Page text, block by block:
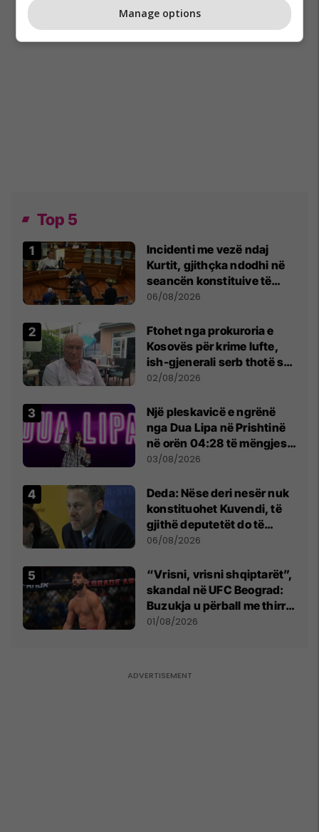
Top 5
Incidenti me vezë ndaj
Kurtit, gjithçka ndodhi në
seancën konstituive të
Kuvendit
06/08/2026
Ftohet nga prokuroria e
Kosovës për krime lufte,
ish-gjenerali serb thotë se
dikush e tradhtoi në
02/08/2026
Një pleskavicë e ngrënë
nga Dua Lipa në Prishtinë
në orën 04:28 të mëngjesit
- dhe bota digjitale serbe
03/08/2026
Deda: Nëse deri nesër nuk
konstituohet Kuvendi, të
gjithë deputetët do të
bëjnë shkelje të rëndë
06/08/2026
“Vrisni, vrisni shqiptarët”,
skandal në UFC Beograd:
Buzukja u përball me thirrje
anti-shqiptare nga
01/08/2026
Manage options